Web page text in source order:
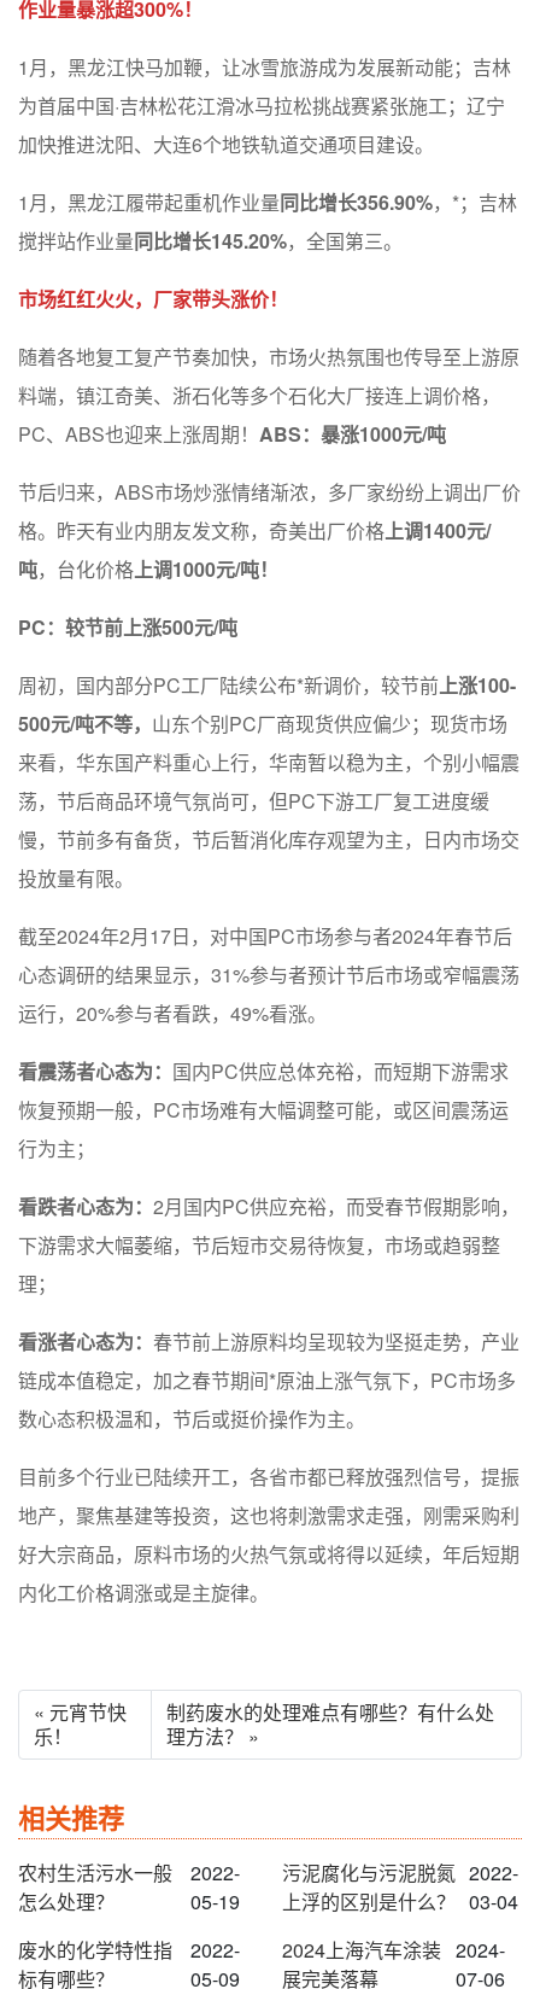
作业量暴涨超300%！
1月，黑龙江快马加鞭，让冰雪旅游成为发展新动能；吉林
为首届中国·吉林松花江滑冰马拉松挑战赛紧张施工；辽宁
加快推进沈阳、大连6个地铁轨道交通项目建设。
1月，黑龙江履带起重机作业量同比增长356.90%，*；吉林
搅拌站作业量同比增长145.20%，全国第三。
市场红红火火，厂家带头涨价！
随着各地复工复产节奏加快，市场火热氛围也传导至上游原
料端，镇江奇美、浙石化等多个石化大厂接连上调价格，
PC、ABS也迎来上涨周期！ ABS：暴涨1000元/吨
节后归来，ABS市场炒涨情绪渐浓，多厂家纷纷上调出厂价
格。昨天有业内朋友发文称，奇美出厂价格上调1400元/
吨，台化价格上调1000元/吨！
PC：较节前上涨500元/吨
周初，国内部分PC工厂陆续公布*新调价，较节前上涨100-
500元/吨不等， 山东个别PC厂商现货供应偏少；现货市场
来看，华东国产料重心上行，华南暂以稳为主，个别小幅震
荡，节后商品环境气氛尚可，但PC下游工厂复工进度缓
慢，节前多有备货，节后暂消化库存观望为主，日内市场交
投放量有限。
截至2024年2月17日，对中国PC市场参与者2024年春节后
心态调研的结果显示，31%参与者预计节后市场或窄幅震荡
运行，20%参与者看跌，49%看涨。
看震荡者心态为： 国内PC供应总体充裕，而短期下游需求
恢复预期一般，PC市场难有大幅调整可能，或区间震荡运
行为主；
看跌者心态为： 2月国内PC供应充裕，而受春节假期影响，
下游需求大幅萎缩，节后短市交易待恢复，市场或趋弱整
理；
看涨者心态为： 春节前上游原料均呈现较为坚挺走势，产业
链成本值稳定，加之春节期间*原油上涨气氛下，PC市场多
数心态积极温和，节后或挺价操作为主。
目前多个行业已陆续开工，各省市都已释放强烈信号，提振
地产，聚焦基建等投资，这也将刺激需求走强，刚需采购利
好大宗商品，原料市场的火热气氛或将得以延续，年后短期
内化工价格调涨或是主旋律。
« 元宵节快
乐！
制药废水的处理难点有哪些？有什么处
理方法？ »
相关推荐
农村生活污水一般
怎么处理？
2022-
05-19
污泥腐化与污泥脱氮
上浮的区别是什么？
2022-
03-04
废水的化学特性指
标有哪些？
2022-
05-09
2024上海汽车涂装
展完美落幕
2024-
07-06